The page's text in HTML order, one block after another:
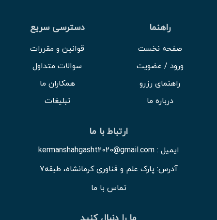
راهنما
صفحه نخست
ورود / عضویت
راهنمای رزرو
درباره ما
دسترسی سریع
قوانین و مقررات
سوالات متداول
همکاران ما
تبلیغات
ارتباط با ما
ایمیل : kermanshahgasht2020@gmail.com
آدرس: پارک علم و فناوری کرمانشاه، طبقه7
تماس با ما